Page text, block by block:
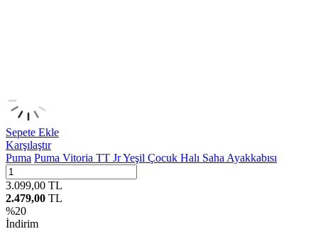
Sepete Ekle
Karşılaştır
Puma Puma Vitoria TT Jr Yeşil Çocuk Halı Saha Ayakkabısı
3.099,00 TL
2.479,00 TL
%20
İndirim